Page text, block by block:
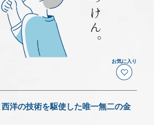
お気に入り
洋の技術を駆使した唯一無二の金
入りのスポットを登録すると、
もこの画面でチェックできます。
レット